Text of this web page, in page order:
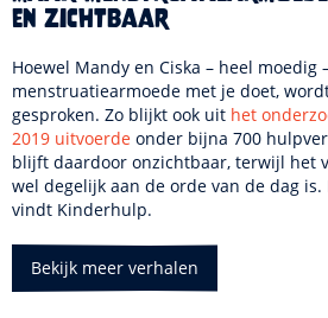
en zichtbaar
Hoewel Mandy en Ciska – heel moedig
menstruatiearmoede met je doet,
gesproken. Zo blijkt ook uit het
2019 uitvoerde onder bijna 700
blijft daardoor onzichtbaar, terwijl het
wel degelijk aan de orde van de dag
vindt Kinderhulp.
Bekijk meer verhalen